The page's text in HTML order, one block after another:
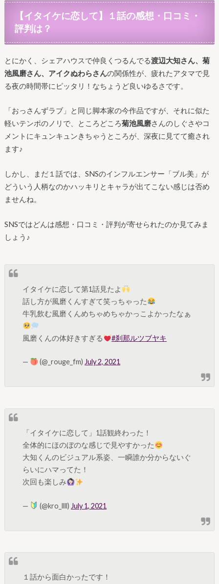
【イタイケに恋して】
１話の感想・口コミ・
評判は？
とにかく、シェアハウスで仲良くつるんでる渡辺大知さん、菊
池風磨さん、アイクぬわらさんの関係性が、疲れたアタマで見
る夜の時間帯にピッタリ！なちょうど良いゆるさです。
「おっさんずラブ」と同じ脚本家の今作品ですが、それに似た
軽いテンポのノリで、ところどころ菊池風磨さんのしぐさやコ
メントにキュンキュンきちゃうところが、深夜に見てて癒され
ます♪
しかし、まだ１話では、SNSのインフルエンサー「ブル美」が
どういう人柄なのかハッキリとキャラが出てこない感じは否め
ませんね。
SNSではどんは感想・口コミ・評判が寄せられたのか見てみま
しょう♪
イタイケに恋して第1話見たよ
話し方が風磨くんすぎて笑っちゃった
牛乳飲む風磨くんめちゃめちゃかっこよかったなぁ
風磨くんの体好きすぎる #刹那ルツブヤキ
— (@_rouge_fm) July 2, 2021
「イタイケに恋して」1話観終わった！
全体的にほのぼのな感じで見やすかった
大知くんのビジュアル系姿、一瞬誰か分からないぐ
らいにハマってた！
次回も楽しみ
— (@kro_llll) July 1, 2021
１話から面白かったです！